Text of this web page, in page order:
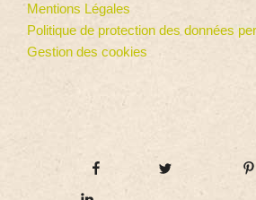
Mentions Légales
Politique de protection des données
Gestion des cookies